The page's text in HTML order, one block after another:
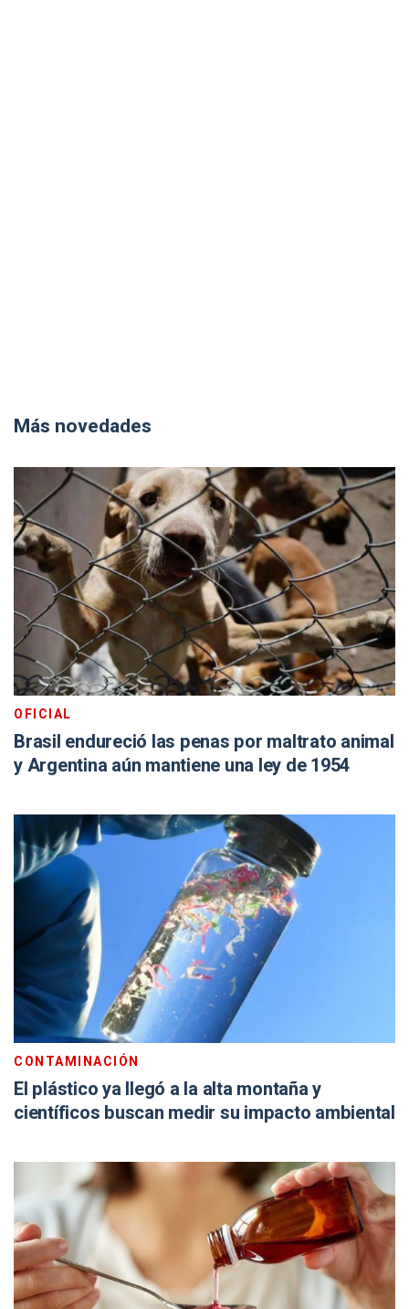
Más novedades
OFICIAL
Brasil endureció las penas por maltrato animal
y Argentina aún mantiene una ley de 1954
CONTAMINACIÓN
El plástico ya llegó a la alta montaña y
científicos buscan medir su impacto ambiental